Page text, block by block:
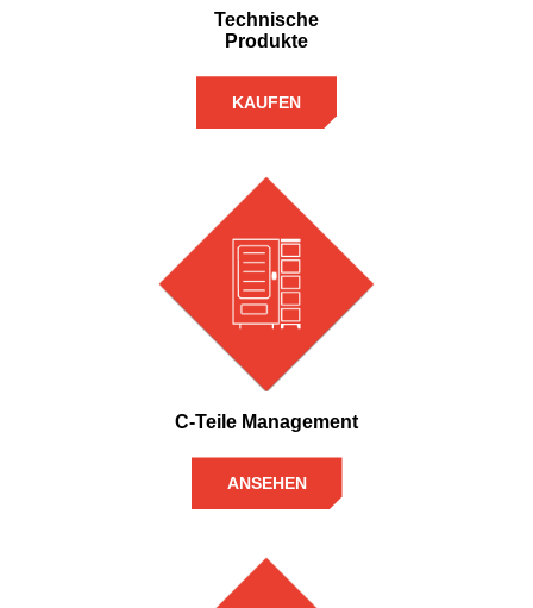
Technische
Produkte
KAUFEN
C-Teile Management
ANSEHEN